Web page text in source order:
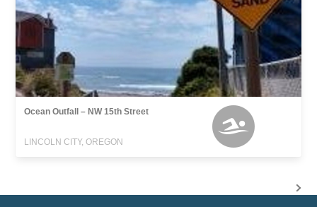
Ocean Outfall – NW 15th Street
LINCOLN CITY, OREGON